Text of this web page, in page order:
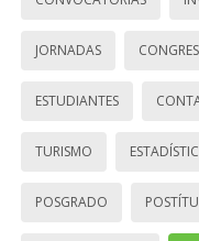
JORNADAS
ESTUDIANTES
TURISMO
POSGRADO